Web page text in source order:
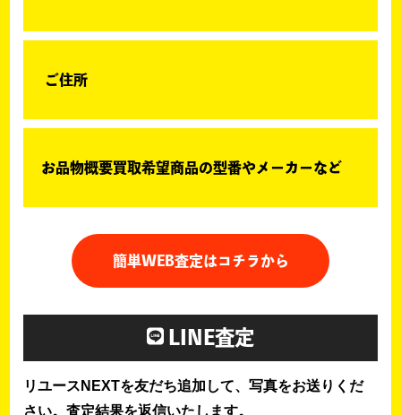
ご住所
お品物概要買取希望商品の型番やメーカーなど
簡単WEB査定はコチラから
LINE査定
リユースNEXTを友だち追加して、写真をお送りくだ
さい。査定結果を返信いたします。